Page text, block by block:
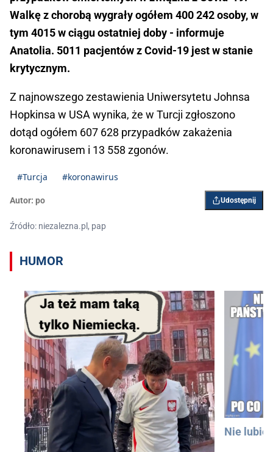
Walkę z chorobą wygrały ogółem 400 242 osoby, w
tym 4015 w ciągu ostatniej doby - informuje
Anatolia. 5011 pacjentów z Covid-19 jest w stanie
krytycznym.
Z najnowszego zestawienia Uniwersytetu Johnsa
Hopkinsa w USA wynika, że w Turcji zgłoszono
dotąd ogółem 607 628 przypadków zakażenia
koronawirusem i 13 558 zgonów.
#Turcja #koronawirus
Autor: po Udostępnij
Źródło: niezalezna.pl, pap
HUMOR
Nie lubię